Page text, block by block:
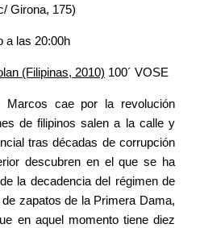
Girona, 175)
a las 20:00h
(Filipinas, 2010) 100´ VOSE
cae por la revolución
de filipinos salen a la calle y
tras décadas de corrupción
descubren en el que se ha
la decadencia del régimen de
zapatos de la Primera Dama,
en aquel momento tiene diez